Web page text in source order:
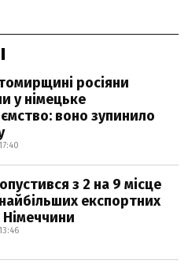
росіяни
у німецьке
воно зупинило
з 2 на 9 місце
експортних
Німеччини